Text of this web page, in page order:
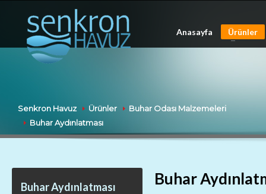
Anasayfa Ürünler
Senkron Havuz Ürünler
Buhar Odası Malzemeleri
Buhar Aydınlatması
Buhar Aydınlatması Buhar